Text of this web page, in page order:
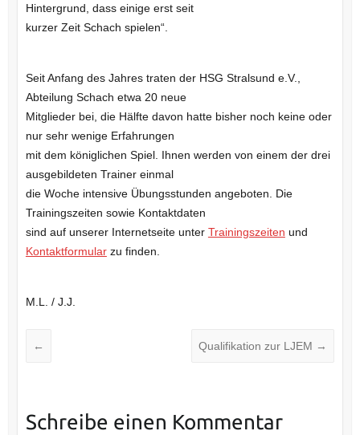
Hintergrund, dass einige erst seit
kurzer Zeit Schach spielen“.
Seit Anfang des Jahres traten der HSG Stralsund e.V.,
Abteilung Schach etwa 20 neue
Mitglieder bei, die Hälfte davon hatte bisher noch keine oder
nur sehr wenige Erfahrungen
mit dem königlichen Spiel. Ihnen werden von einem der drei
ausgebildeten Trainer einmal
die Woche intensive Übungsstunden angeboten. Die
Trainingszeiten sowie Kontaktdaten
sind auf unserer Internetseite unter Trainingszeiten und
Kontaktformularzu finden.
M.L. / J.J.
← Qualifikation zur LJEM →
Schreibe einen Kommentar